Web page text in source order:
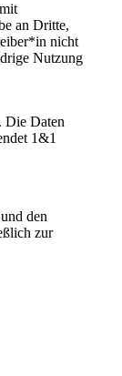
an Dritte,
nicht
Nutzung
Die Daten
1&1
den
zur